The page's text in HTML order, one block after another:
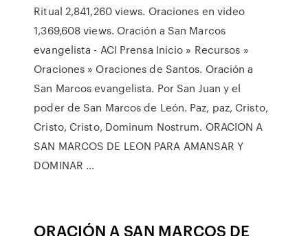
Ritual 2,841,260 views. Oraciones en video
1,369,608 views. Oración a San Marcos
evangelista - ACI Prensa Inicio » Recursos »
Oraciones » Oraciones de Santos. Oración a
San Marcos evangelista. Por San Juan y el
poder de San Marcos de León. Paz, paz, Cristo,
Cristo, Cristo, Dominum Nostrum. ORACION A
SAN MARCOS DE LEON PARA AMANSAR Y
DOMINAR ...
ORACIÓN A SAN MARCOS DE